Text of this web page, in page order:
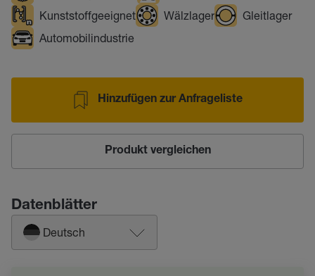
Kunststoffgeeignet
Wälzlager
Gleitlager
Automobilindustrie
Hinzufügen zur Anfrageliste
Produkt vergleichen
Datenblätter
Deutsch